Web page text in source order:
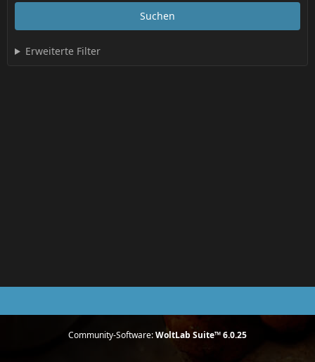
Suchen
Erweiterte Filter
Community-Software:WoltLab Suite™ 6.0.25